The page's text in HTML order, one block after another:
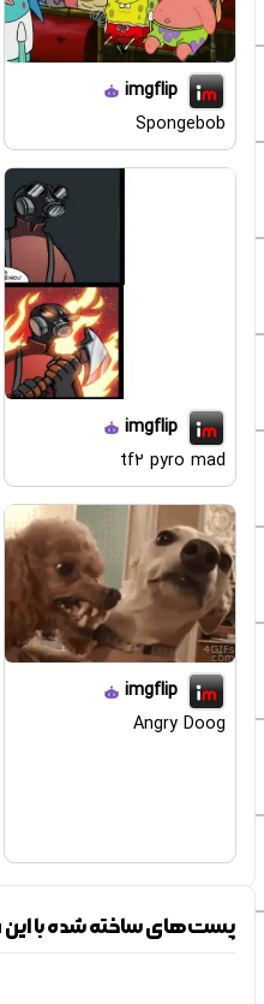
imgflip
Spongebob
imgflip
tf2 pyro mad
imgflip
Angry Doog
پست‌های ساخته شده با این